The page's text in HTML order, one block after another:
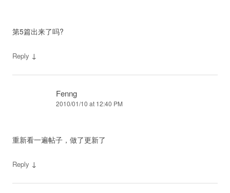
第5篇出来了吗?
Reply ↓
Fenng
2010/01/10 at 12:40 PM
重新看一遍帖子，做了更新了
Reply ↓